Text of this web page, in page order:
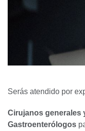
Serás atendido por
Cirujanos generales
Gastroenterólogos